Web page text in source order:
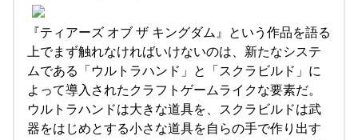
『ティアーズ オブ ザ キングダム』という作品を語る
上でまず触れなければいけないのは、新たなシステ
ムである「ウルトラハンド」と「スクラビルド」に
よって導入されたクラフトゲームライクな要素だ。
ウルトラハンドは大きな道具を、スクラビルドは武
器をはじめとする小さな道具を自らの手で作り出す